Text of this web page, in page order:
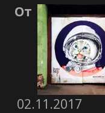
От
02.11.2017